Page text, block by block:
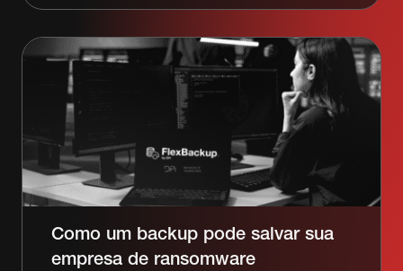
Como um backup pode salvar sua
empresa de ransomware